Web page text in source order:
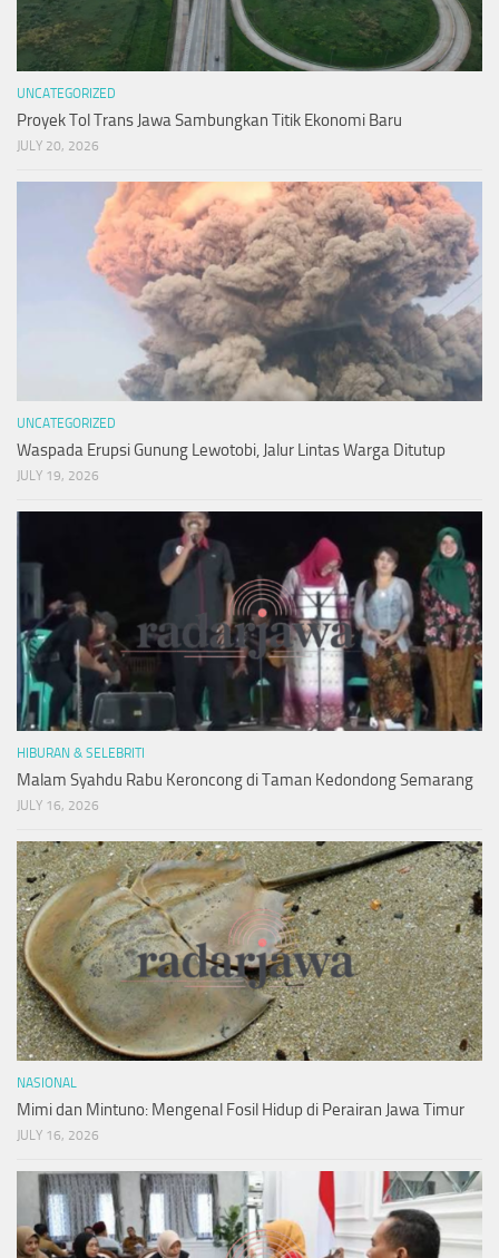
UNCATEGORIZED
Proyek Tol Trans Jawa Sambungkan Titik Ekonomi Baru
JULY 20, 2026
UNCATEGORIZED
Waspada Erupsi Gunung Lewotobi, Jalur Lintas Warga Ditutup
JULY 19, 2026
HIBURAN & SELEBRITI
Malam Syahdu Rabu Keroncong di Taman Kedondong Semarang
JULY 16, 2026
NASIONAL
Mimi dan Mintuno: Mengenal Fosil Hidup di Perairan Jawa Timur
JULY 16, 2026